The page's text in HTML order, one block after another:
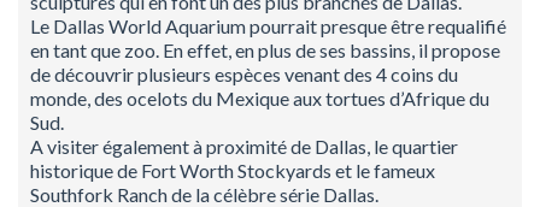
Le Dallas World Aquarium pourrait presque être requalifié
en tant que zoo. En effet, en plus de ses bassins, il propose
de découvrir plusieurs espèces venant des 4 coins du
monde, des ocelots du Mexique aux tortues d’Afrique du
Sud.
A visiter également à proximité de Dallas, le quartier
historique de Fort Worth Stockyards et le fameux
Southfork Ranch de la célèbre série Dallas.